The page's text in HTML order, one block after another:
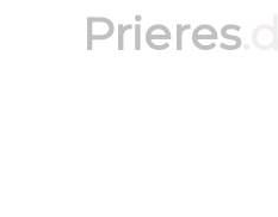
Prieres